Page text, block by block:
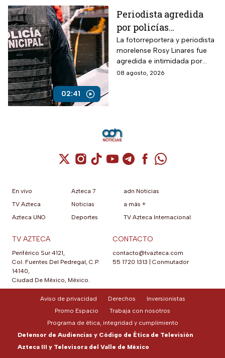
02:41
Periodista agredida
por policías
municipales
La fotorreportera y periodista
morelense Rosy Linares fue
agredida e intimidada por
elementos de la policía
08 agosto, 2026
Cuenta de X / Twitter (se abre en una
Cuenta de Instagram (se abre en una
Cuenta de TikTok (se abre en
Cuenta de YouTube (se abre
Cuenta de Telegram (se
Cuenta de
Cuenta de
En vivo
TV Azteca
Azteca UNO
Azteca 7
Noticias
Deportes
adn Noticias
a más +
TV Azteca Internacional
TV AZTECA
Periférico Sur 4121,
Col. Fuentes Del Pedregal, C.P.
14140,
Ciudad De México, México.
CONTACTO
contacto@tvazteca.com
55 1720 1313
Conmutador
Aviso de privacidad Derechos
Inversionistas
Promo Espacio
Trabaja con nosotros
Programa de ética, integridad y cumplimiento
Defensor de Audiencias y Código de Ética de Televisión
Azteca III y Televisora del Valle de México